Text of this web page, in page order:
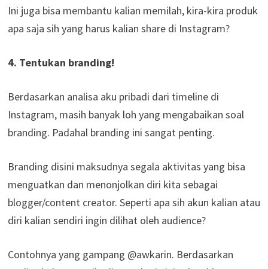
Ini juga bisa membantu kalian memilah, kira-kira produk
apa saja sih yang harus kalian share di Instagram?
4. Tentukan branding!
Berdasarkan analisa aku pribadi dari timeline di
Instagram, masih banyak loh yang mengabaikan soal
branding. Padahal branding ini sangat penting.
Branding disini maksudnya segala aktivitas yang bisa
menguatkan dan menonjolkan diri kita sebagai
blogger/content creator. Seperti apa sih akun kalian atau
diri kalian sendiri ingin dilihat oleh audience?
Contohnya yang gampang @awkarin. Berdasarkan